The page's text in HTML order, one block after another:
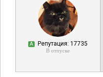
А Репутация: 17735
В отпуске